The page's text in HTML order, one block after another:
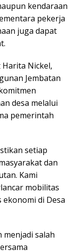
kendaraan
pekerja
juga dapat
Nickel,
Jembatan
desa melalui
pemerintah
setiap
dan
Kami
mobilitas
di Desa
menjadi salah